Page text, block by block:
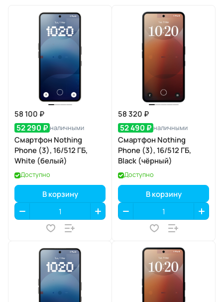
58 100 ₽
52 290 ₽ наличными
Смартфон Nothing
Phone (3), 16/512 ГБ,
White (белый)
Доступно
В корзину
58 320 ₽
52 490 ₽ наличными
Смартфон Nothing
Phone (3), 16/512 ГБ,
Black (чёрный)
Доступно
В корзину